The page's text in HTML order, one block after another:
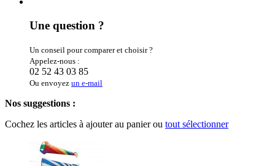
Une question ?
Un conseil pour comparer et choisir ?
Appelez-nous :
02 52 43 03 85
Ou envoyez un e-mail
Nos suggestions :
Cochez les articles à ajouter au panier ou tout sélectionner